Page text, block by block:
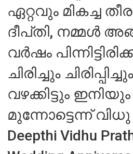
ഏറ്റവും മികച്ച
ദീപ്‌തി, നമ്മൾ
വർഷം
ചിരിച്ചും
വഴക്കിട്ടും ഇനിയും
മുന്നോട്ടെന്ന്
Deepthi Vidhu